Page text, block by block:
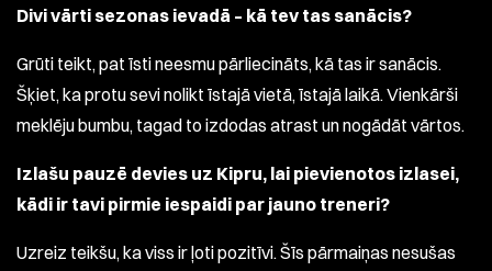
Divi vārti sezonas ievadā – kā tev tas sanācis?
Grūti teikt, pat īsti neesmu pārliecināts, kā tas ir sanācis.
Šķiet, ka protu sevi nolikt īstajā vietā, īstajā laikā. Vienkārši
meklēju bumbu, tagad to izdodas atrast un nogādāt vārtos.
Izlašu pauzē devies uz Kipru, lai pievienotos izlasei,
kādi ir tavi pirmie iespaidi par jauno treneri?
Uzreiz teikšu, ka viss ir ļoti pozitīvi. Šīs pārmaiņas nesušas